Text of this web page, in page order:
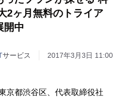
ヶ月無料のトライア
開中
サービス 2017年3月3日 11:00
京都渋谷区、代表取締役社